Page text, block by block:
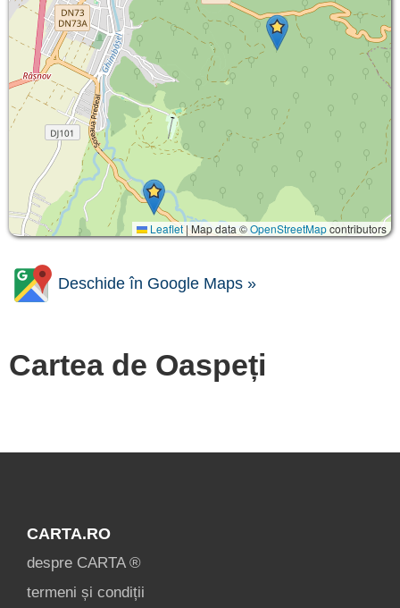
Leaflet|Map data ©OpenStreetMapcontributors
Deschide în Google Maps »
Cartea de Oaspeți
CARTA.RO
despre CARTA ®
termeni și condiții